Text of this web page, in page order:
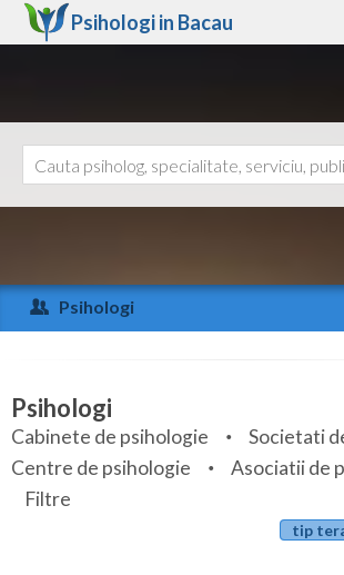
Psihologi in Bacau
Arad
Arges
Bihor
Bistrita-Nasaud
Botosani
Ajutor
Psihologi
Specialitati
Servicii
Articole
Psihologi
Cabinete de psihologie
Societati
Centre de psihologie
Asociatii de
Filtre
tip